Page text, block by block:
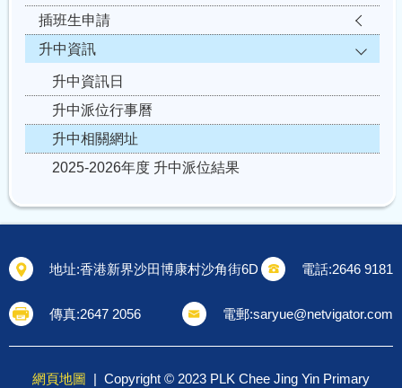
插班生申請
升中資訊
升中資訊日
升中派位行事曆
升中相關網址
2025-2026年度 升中派位結果
地址:香港新界沙田博康村沙角街6D 電話:2646 9181
傳真:2647 2056 電郵:saryue@netvigator.com
網頁地圖 | Copyright © 2023 PLK Chee Jing Yin Primary